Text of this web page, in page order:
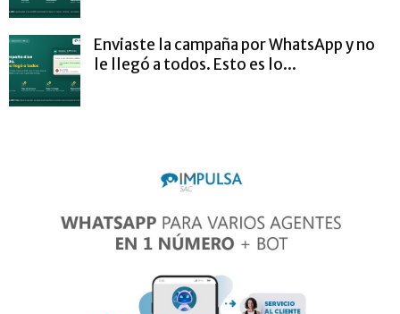
Enviaste la campaña por WhatsApp y no
le llegó a todos. Esto es lo...